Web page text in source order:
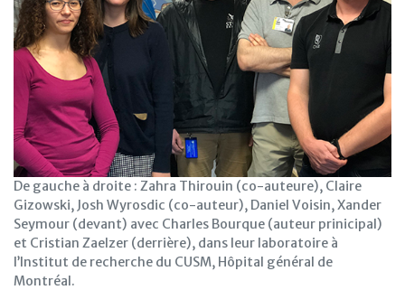
De gauche à droite : Zahra Thirouin (co-auteure), Claire
Gizowski, Josh Wyrosdic (co-auteur), Daniel Voisin, Xander
Seymour (devant) avec Charles Bourque (auteur prinicipal)
et Cristian Zaelzer (derrière), dans leur laboratoire à
l’Institut de recherche du CUSM, Hôpital général de
Montréal.